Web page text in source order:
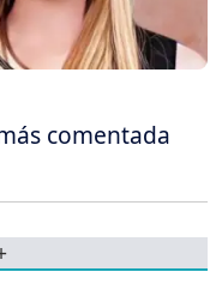
comentada